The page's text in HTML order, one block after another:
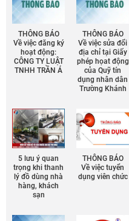
THÔNG BÁO
Về việc đăng ký
hoạt động:
CÔNG TY LUẬT
TNHH TRẦN Á
THÔNG BÁO
Về việc sửa đổi
địa chỉ tại Giấy
phép họat động
của Quỹ tín
dụng nhân dân
Trường Khánh
5 lưu ý quan
trọng khi thanh
lý đồ dùng nhà
hàng, khách
sạn
THÔNG BÁO
Về việc tuyển
dụng viên chức